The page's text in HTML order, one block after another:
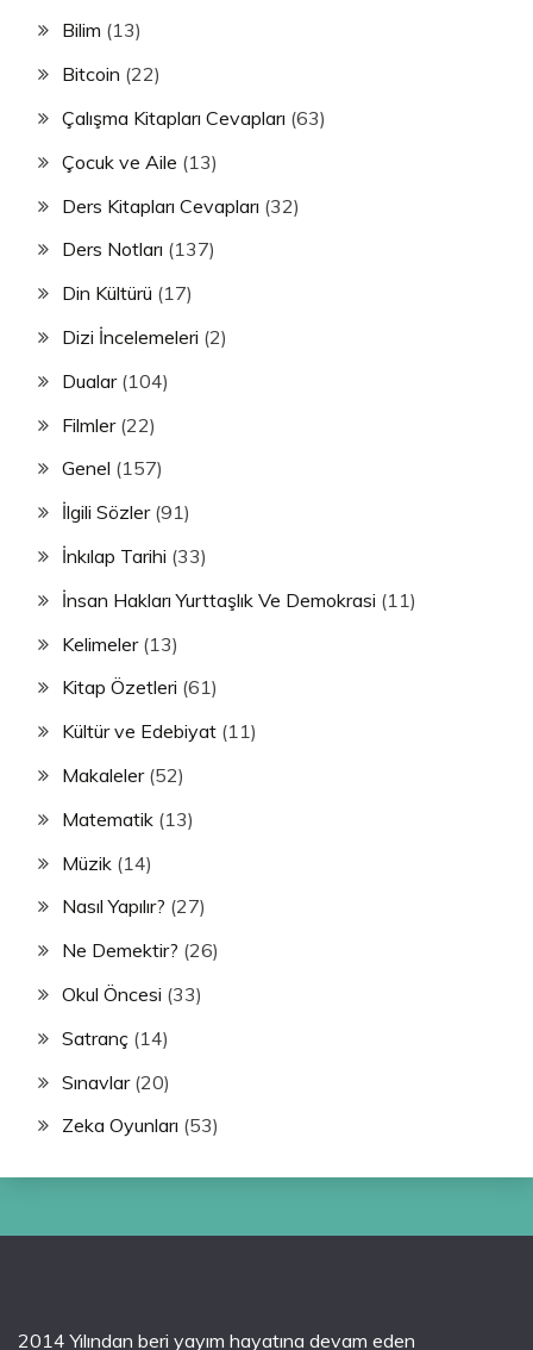
Bilim (13)
Bitcoin (22)
Çalışma Kitapları Cevapları (63)
Çocuk ve Aile (13)
Ders Kitapları Cevapları (32)
Ders Notları (137)
Din Kültürü (17)
Dizi İncelemeleri (2)
Dualar(104)
Filmler(22)
Genel (157)
İlgili Sözler(91)
İnkılap Tarihi (33)
İnsan Hakları Yurttaşlık Ve Demokrasi (11)
Kelimeler(13)
Kitap Özetleri (61)
Kültür ve Edebiyat (11)
Makaleler(52)
Matematik (13)
Müzik (14)
Nasıl Yapılır? (27)
Ne Demektir? (26)
Okul Öncesi (33)
Satranç (14)
Sınavlar(20)
Zeka Oyunları (53)
2014 Yılından beri yayım hayatına devam eden